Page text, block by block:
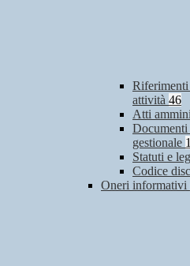
Riferimenti
attività 46
Atti
Documenti
gestionale 1
Statuti e
Codice
Oneri informativi